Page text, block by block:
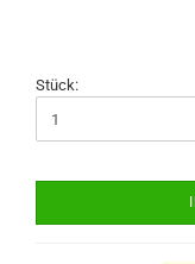
Stück: